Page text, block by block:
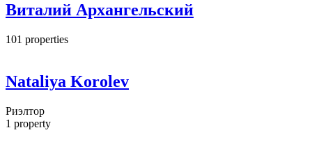
Виталий Архангельский
101 properties
Nataliya Korolev
Риэлтор
1 property